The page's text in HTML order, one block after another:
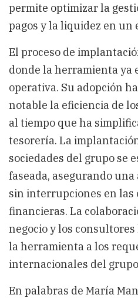
permite optimizar la
pagos y la liquidez en un
El proceso de
donde la herramienta ya
operativa. Su adopción
notable la eficiencia de
al tiempo que ha
tesorería. La
sociedades del grupo se
faseada, asegurando
sin interrupciones en las
financieras. La
negocio y los
la herramienta a los
internacionales del
En palabras de María